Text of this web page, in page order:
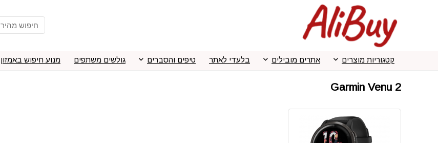
קטגוריות מוצרים אתרים מובילים בלעדי לאתר טיפים והסברים גולשים משתפים מנוע חיפוש באמזון
Garmin Venu 2